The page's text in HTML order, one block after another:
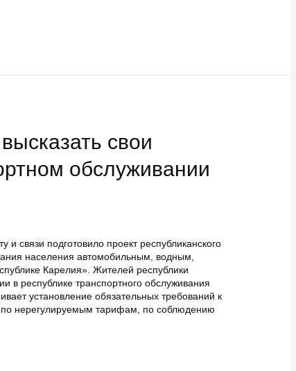
свои
обслуживании
и связи подготовило проект республиканского
населения автомобильным, водным,
Карелия». Жителей республики
в республике транспортного обслуживания
установление обязательных требований к
по нерегулируемым тарифам, по соблюдению